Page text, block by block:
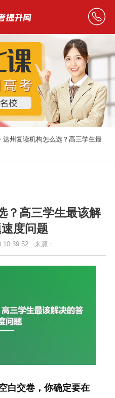
州复读机构怎么选？高三学生最
？高三学生最该解
度问题
10:39:52 来源：
白交卷，你确定要在